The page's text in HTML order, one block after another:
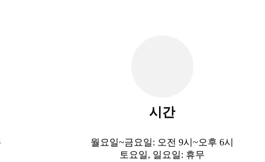
시간
월요일~금요일: 오전 9시~오후 6시
토요일, 일요일: 휴무